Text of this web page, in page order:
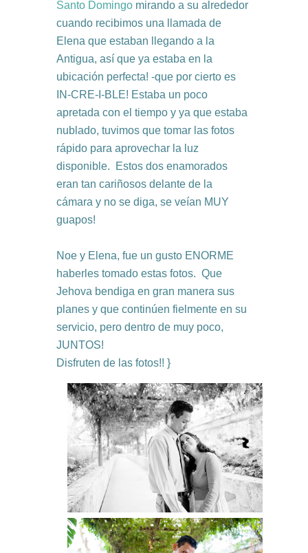
Santo Domingo mirando a su alrededor
cuando recibimos una llamada de
Elena que estaban llegando a la
Antigua, así que ya estaba en la
ubicación perfecta! -que por cierto es
IN-CRE-I-BLE! Estaba un poco
apretada con el tiempo y ya que estaba
nublado, tuvimos que tomar las fotos
rápido para aprovechar la luz
disponible. Estos dos enamorados
eran tan cariñosos delante de la
cámara y no se diga, se veían MUY
guapos!
Noe y Elena, fue un gusto ENORME
haberles tomado estas fotos. Que
Jehova bendiga en gran manera sus
planes y que continúen fielmente en su
servicio, pero dentro de muy poco,
JUNTOS!
Disfruten de las fotos!! }